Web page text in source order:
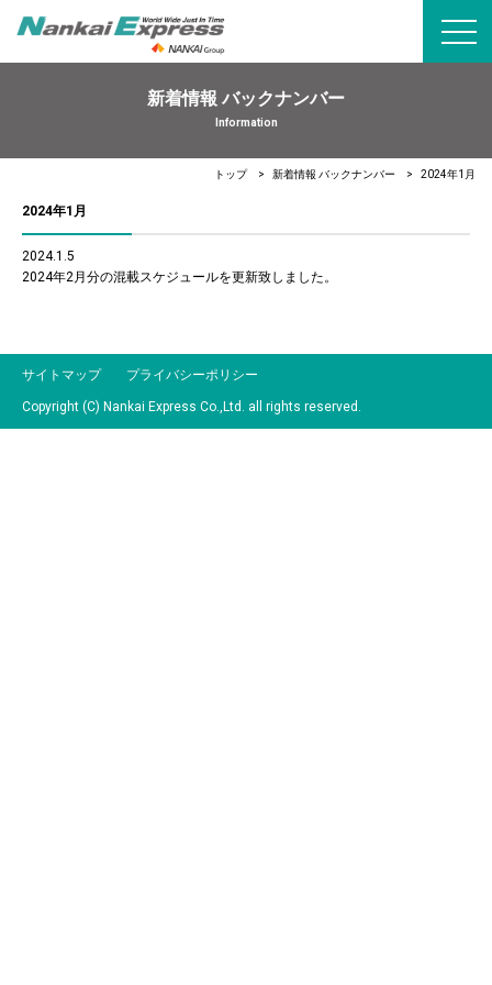
新着情報 バックナンバー
Information
トップ 新着情報 バックナンバー 2024年1月
2024年1月
2024.1.5
2024年2月分の混載スケジュールを更新致しました。
サイトマップ プライバシーポリシー
Copyright (C) Nankai Express Co.,Ltd. all rights reserved.